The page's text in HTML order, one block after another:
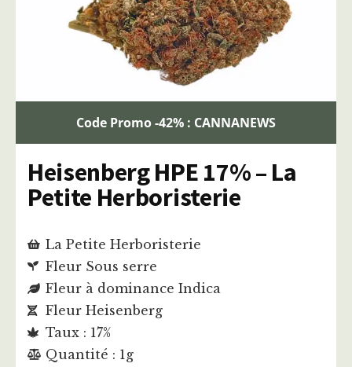
Code Promo -42% : CANNANEWS
Heisenberg HPE 17% – La
Petite Herboristerie
La Petite Herboristerie
Fleur Sous serre
Fleur à dominance Indica
Fleur Heisenberg
Taux : 17%
Quantité : 1g